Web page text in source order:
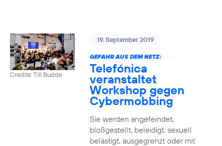
Credits: Till Budde
19. September 2019
GEFAHR AUS DEM NETZ:
Telefónica
veranstaltet
Workshop gegen
Cybermobbing
Sie werden angefeindet,
bloßgestellt, beleidigt, sexuell
belästigt, ausgegrenzt oder mit